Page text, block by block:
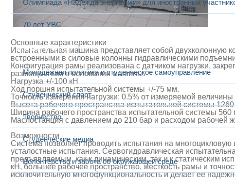
Олимпиада «Надежда энергетики» для иностранных
70 лет УВС
Жизнь в МЭИ
Молодёжная политика и студенческое самоуправление
Студенческий спорт
Творчество
Студенческие медиа
Волонтёрство и забота об окружающей среде
Основные характеристики
Испытательная машина представляет собой двухколонную
встроенными в силовые колонны гидравлическими
Конфигурация рамы реализована с датчиком нагрузки,
размещенным в основании машины.
Нагрузка +/-100 кН
Ход поршня испытательной системы +/-75 мм.
Точность измерения нагрузки: 0.5% от измеряемой
Высота рабочего пространства испытательной системы
Ширина рабочего пространства испытательной системы 560
Маслостанция с давлением до 210 бар и расходом рабочей
Возможности
Система позволяет проводить испытания на
усталостные испытания. Сервогидравлическая
предъявляемым, как к динамическим, так и к статическим
кН, большее рабочее пространство, жесткость рамы и
исключительную многофункциональность и делает ее